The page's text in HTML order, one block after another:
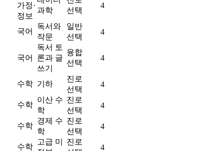
가정·
정보
과학
선택
4
국어
독서와
작문
일반
선택
4
국어
독서 토
론과 글
쓰기
융합
선택
4
수학 기하
진로
선택
4
수학
이산 수
학
진로
선택
4
수학
경제 수
학
진로
선택
4
수학
고급 미
진로
4